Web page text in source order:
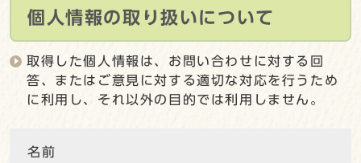
個人情報の取り扱いについて
取得した個人情報は、お問い合わせに対する回
答、またはご意見に対する適切な対応を行うため
に利用し、それ以外の目的では利用しません。
名前